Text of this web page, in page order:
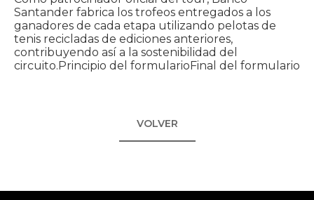
Santander fabrica los trofeos entregados a los
ganadores de cada etapa utilizando pelotas de
tenis recicladas de ediciones anteriores,
contribuyendo así a la sostenibilidad del
circuito.Principio del formularioFinal del formulario
VOLVER